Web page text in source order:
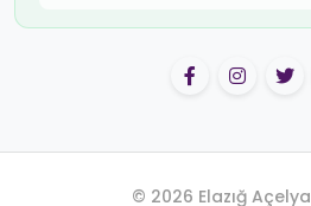
© 2026 Elazığ